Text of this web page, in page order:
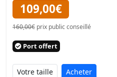
109,00€
160,00€ prix public conseillé
Port offert
Acheter